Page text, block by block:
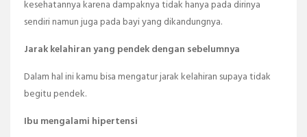
kesehatannya karena dampaknya tidak hanya pada dirinya
sendiri namun juga pada bayi yang dikandungnya.
Jarak kelahiran yang pendek dengan sebelumnya
Dalam hal ini kamu bisa mengatur jarak kelahiran supaya tidak
begitu pendek.
Ibu mengalami hipertensi